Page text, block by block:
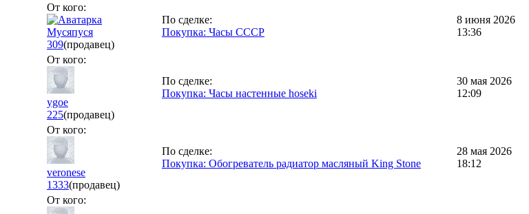
От кого:
Мусяпуся
309(продавец)
По сделке:
Покупка: Часы СССР
8 июня 2026
13:36
От кого:
ygoe
225(продавец)
По сделке:
Покупка: Часы настенные hoseki
30 мая 2026
12:09
От кого:
veronese
1333(продавец)
По сделке:
Покупка: Обогреватель радиатор масляный King Stone
28 мая 2026
18:12
От кого: